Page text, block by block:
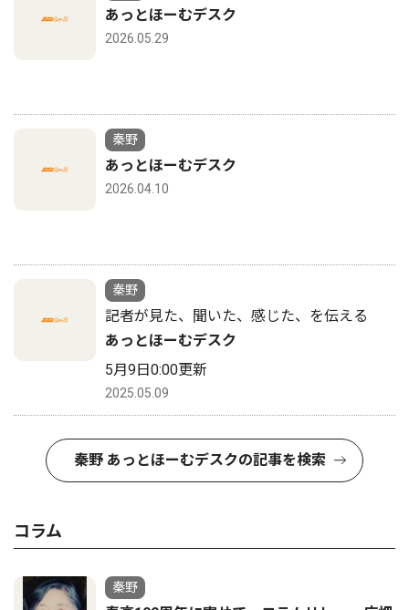
あっとほーむデスク
2026.05.29
秦野
あっとほーむデスク
2026.04.10
秦野
記者が見た、聞いた、感じた、を伝える
あっとほーむデスク
5月9日0:00更新
2025.05.09
秦野 あっとほーむデスクの記事を検索
コラム
秦野